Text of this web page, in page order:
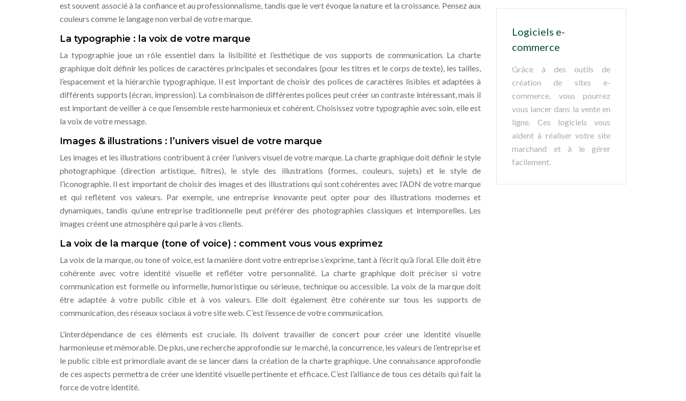
est souvent associé à la confiance et au professionnalisme, tandis que le vert évoque la nature et la croissance. Pensez aux
couleurs comme le langage non verbal de votre marque.
La typographie : la voix de votre marque
La typographie joue un rôle essentiel dans la lisibilité et l’esthétique de vos supports de communication. La charte
graphique doit définir les polices de caractères principales et secondaires (pour les titres et le corps de texte), les tailles,
l’espacement et la hiérarchie typographique. Il est important de choisir des polices de caractères lisibles et adaptées à
différents supports (écran, impression). La combinaison de différentes polices peut créer un contraste intéressant, mais il
est important de veiller à ce que l’ensemble reste harmonieux et cohérent. Choisissez votre typographie avec soin, elle est
la voix de votre message.
Images & illustrations : l’univers visuel de votre marque
Les images et les illustrations contribuent à créer l’univers visuel de votre marque. La charte graphique doit définir le style
photographique (direction artistique, filtres), le style des illustrations (formes, couleurs, sujets) et le style de
l’iconographie. Il est important de choisir des images et des illustrations qui sont cohérentes avec l’ADN de votre marque
et qui reflètent vos valeurs. Par exemple, une entreprise innovante peut opter pour des illustrations modernes et
dynamiques, tandis qu’une entreprise traditionnelle peut préférer des photographies classiques et intemporelles. Les
images créent une atmosphère qui parle à vos clients.
La voix de la marque (tone of voice) : comment vous vous exprimez
La voix de la marque, ou tone of voice, est la manière dont votre entreprise s’exprime, tant à l’écrit qu’à l’oral. Elle doit être
cohérente avec votre identité visuelle et refléter votre personnalité. La charte graphique doit préciser si votre
communication est formelle ou informelle, humoristique ou sérieuse, technique ou accessible. La voix de la marque doit
être adaptée à votre public cible et à vos valeurs. Elle doit également être cohérente sur tous les supports de
communication, des réseaux sociaux à votre site web. C’est l’essence de votre communication.
L’interdépendance de ces éléments est cruciale. Ils doivent travailler de concert pour créer une identité visuelle
harmonieuse et mémorable. De plus, une recherche approfondie sur le marché, la concurrence, les valeurs de l’entreprise et
le public cible est primordiale avant de se lancer dans la création de la charte graphique. Une connaissance approfondie
de ces aspects permettra de créer une identité visuelle pertinente et efficace. C’est l’alliance de tous ces détails qui fait la
force de votre identité.
Logiciels e-
commerce
Grâce à des outils de
création de sites e-
commerce, vous pourrez
vous lancer dans la vente en
ligne. Ces logiciels vous
aident à réaliser votre site
marchand et à le gérer
facilement.